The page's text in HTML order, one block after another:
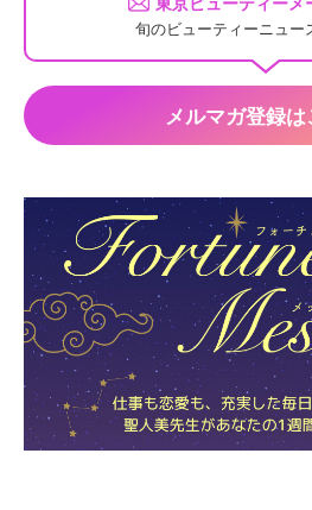
旬のビューティーニュー
メルマガ登録は